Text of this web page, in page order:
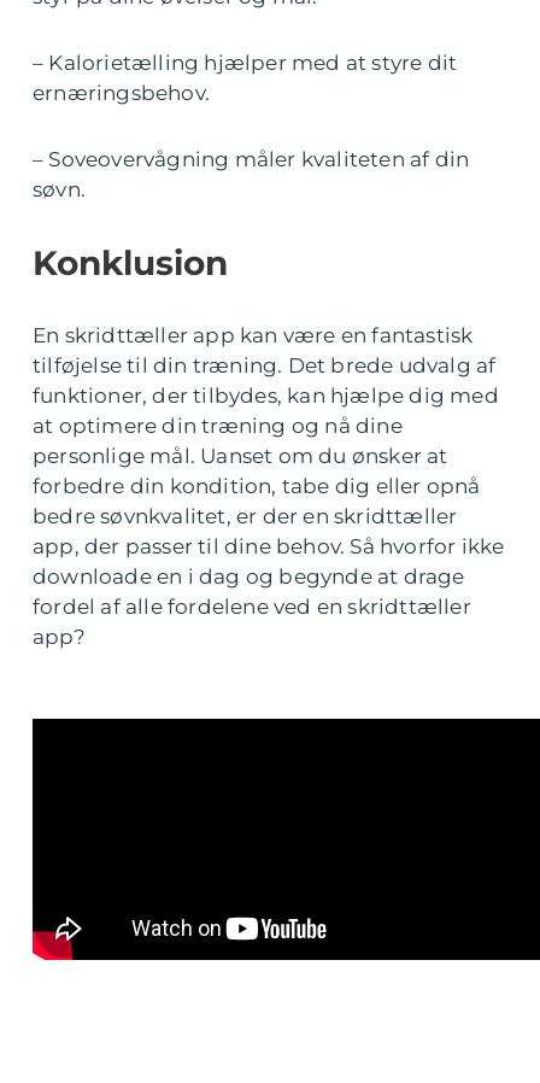
– Kalorietælling hjælper med at styre dit
ernæringsbehov.
– Soveovervågning måler kvaliteten af din
søvn.
Konklusion
En skridttæller app kan være en fantastisk
tilføjelse til din træning. Det brede udvalg af
funktioner, der tilbydes, kan hjælpe dig med
at optimere din træning og nå dine
personlige mål. Uanset om du ønsker at
forbedre din kondition, tabe dig eller opnå
bedre søvnkvalitet, er der en skridttæller
app, der passer til dine behov. Så hvorfor ikke
downloade en i dag og begynde at drage
fordel af alle fordelene ved en skridttæller
app?